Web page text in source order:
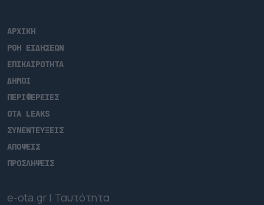
ΑΡΧΙΚΗ
ΡΟΗ ΕΙΔΗΣΕΩΝ
ΕΠΙΚΑΙΡΟΤΗΤΑ
ΔΗΜΟΙ
ΠΕΡΙΦΕΡΕΙΕΣ
OTA LEAKS
ΣΥΝΕΝΤΕΥΞΕΙΣ
ΑΠΟΨΕΙΣ
ΠΡΟΣΛΗΨΕΙΣ
e-ota.gr | Ταυτότητα